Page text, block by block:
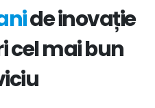
de inovație
cel mai bun